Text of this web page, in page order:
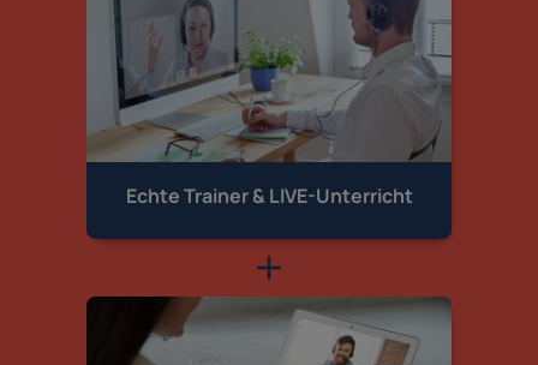
Echte Trainer & LIVE-Unterricht